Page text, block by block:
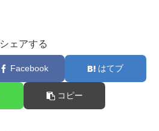
シェアする
Facebook はてブ
コピー